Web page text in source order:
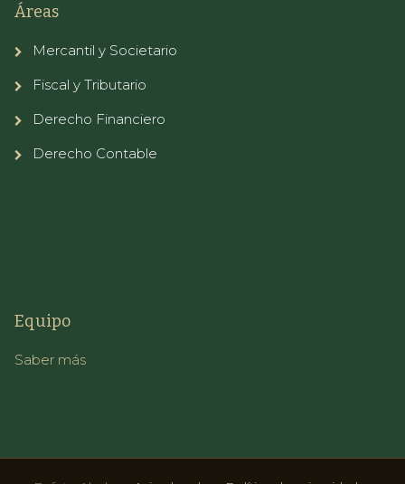
Áreas
Mercantil y Societario
Fiscal y Tributario
Derecho Financiero
Derecho Contable
Equipo
Saber más